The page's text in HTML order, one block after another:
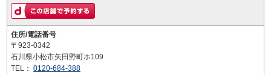
住所/電話番号
〒923-0342
石川県小松市矢田野町ホ109
TEL： 0120-684-388